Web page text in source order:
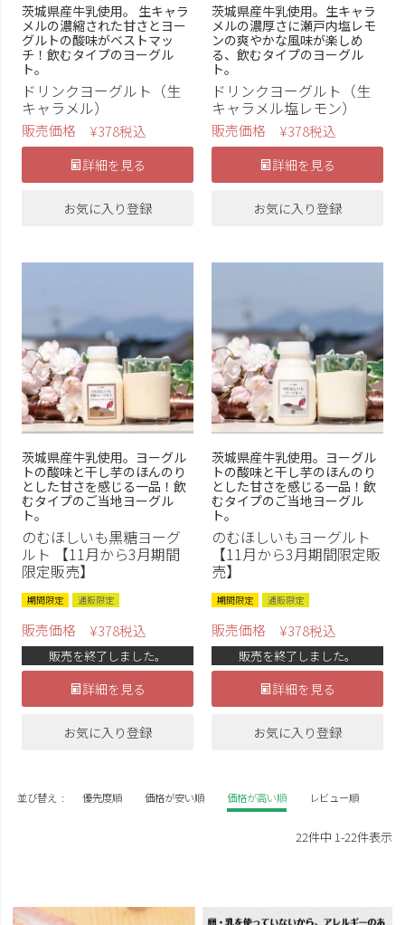
茨城県産牛乳使用。 生キャラ
メルの濃縮された甘さとヨー
グルトの酸味がベストマッ
チ！飲むタイプのヨーグル
ト。
ドリンクヨーグルト（生
キャラメル）
販売価格 ¥378税込
詳細を見る
お気に入り登録
茨城県産牛乳使用。生キャラ
メルの濃厚さに瀬戸内塩レモ
ンの爽やかな風味が楽しめ
る、飲むタイプのヨーグル
ト。
ドリンクヨーグルト（生
キャラメル塩レモン）
販売価格 ¥378税込
詳細を見る
お気に入り登録
茨城県産牛乳使用。ヨーグル
トの酸味と干し芋のほんのり
とした甘さを感じる一品！飲
むタイプのご当地ヨーグル
ト。
のむほしいも黒糖ヨーグ
ルト 【11月から3月期間
限定販売】
期間限定 通販限定
販売価格 ¥378税込
販売を終了しました。
詳細を見る
お気に入り登録
茨城県産牛乳使用。ヨーグル
トの酸味と干し芋のほんのり
とした甘さを感じる一品！飲
むタイプのご当地ヨーグル
ト。
のむほしいもヨーグルト
【11月から3月期間限定販
売】
期間限定 通販限定
販売価格 ¥378税込
販売を終了しました。
詳細を見る
お気に入り登録
並び替え 優先度順 価格が安い順 価格が高い順 レビュー順
22件中 1-22件表示